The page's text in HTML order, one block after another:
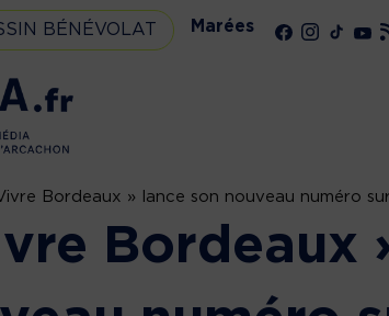
BÉNÉVOLAT Marées
Bordeaux » lance son nouveau numéro
Bordeaux